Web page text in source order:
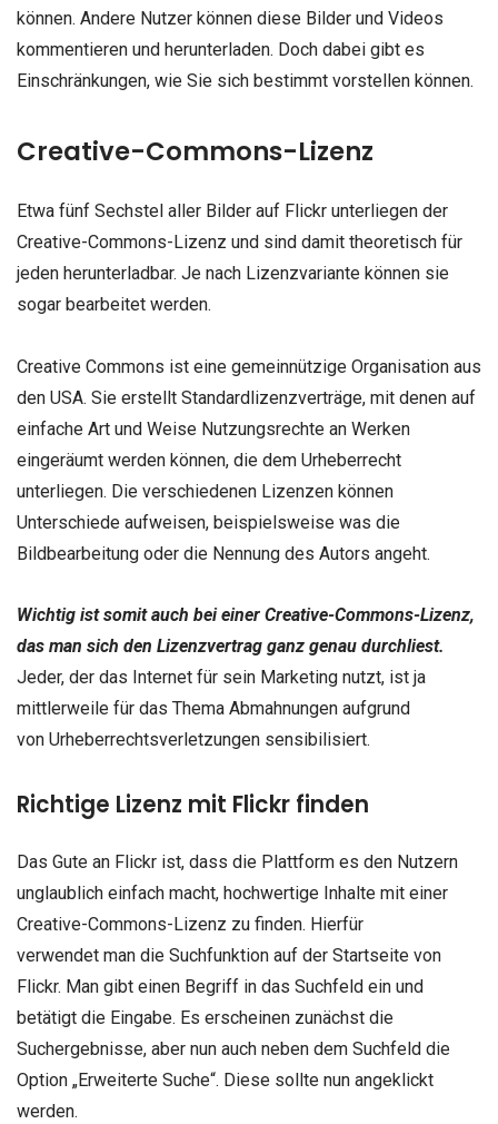
können. Andere Nutzer können diese Bilder und Videos
kommentieren und herunterladen. Doch dabei gibt es
Einschränkungen, wie Sie sich bestimmt vorstellen können.
Creative-Commons-Lizenz
Etwa fünf Sechstel aller Bilder auf Flickr unterliegen der
Creative-Commons-Lizenz und sind damit theoretisch für
jeden herunterladbar. Je nach Lizenzvariante können sie
sogar bearbeitet werden.
Creative Commons ist eine gemeinnützige Organisation aus
den USA. Sie erstellt Standardlizenzverträge, mit denen auf
einfache Art und Weise Nutzungsrechte an Werken
eingeräumt werden können, die dem Urheberrecht
unterliegen. Die verschiedenen Lizenzen können
Unterschiede aufweisen, beispielsweise was die
Bildbearbeitung oder die Nennung des Autors angeht.
Wichtig ist somit auch bei einer Creative-Commons-Lizenz,
das man sich den Lizenzvertrag ganz genau durchliest.
Jeder, der das Internet für sein Marketing nutzt, ist ja
mittlerweile für das Thema Abmahnungen aufgrund
von Urheberrechtsverletzungen sensibilisiert.
Richtige Lizenz mit Flickr finden
Das Gute an Flickr ist, dass die Plattform es den Nutzern
unglaublich einfach macht, hochwertige Inhalte mit einer
Creative-Commons-Lizenz zu finden. Hierfür
verwendet man die Suchfunktion auf der Startseite von
Flickr. Man gibt einen Begriff in das Suchfeld ein und
betätigt die Eingabe. Es erscheinen zunächst die
Suchergebnisse, aber nun auch neben dem Suchfeld die
Option „Erweiterte Suche“. Diese sollte nun angeklickt
werden.